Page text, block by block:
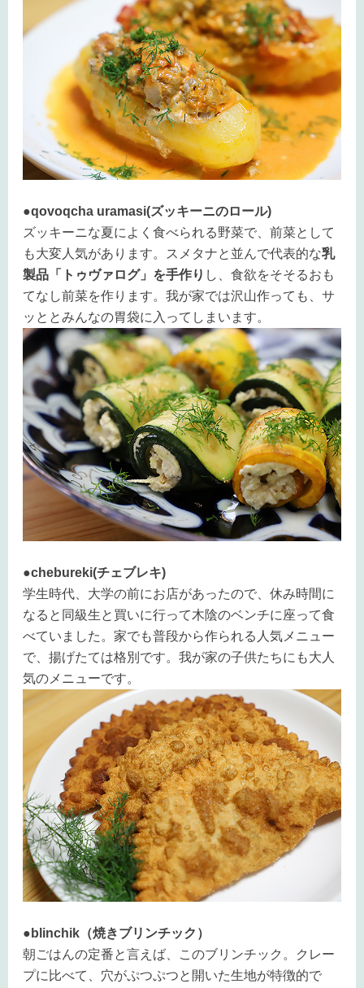
●qovoqcha uramasi(ズッキーニのロール)
ズッキーニな夏によく食べられる野菜で、前菜として
も大変人気があります。スメタナと並んで代表的な乳
製品「トゥヴァログ」を手作り し、食欲をそそるおも
てなし前菜を作ります。我が家では沢山作っても、サ
ッととみんなの胃袋に入ってしまいます。
●chebureki(チェブレキ)
学生時代、大学の前にお店があったので、休み時間に
なると同級生と買いに行って木陰のベンチに座って食
べていました。家でも普段から作られる人気メニュー
で、揚げたては格別です。我が家の子供たちにも大人
気のメニューです。
●blinchik（焼きブリンチック）
朝ごはんの定番と言えば、このブリンチック。クレー
プに比べて、穴がぷつぷつと開いた生地が特徴的で